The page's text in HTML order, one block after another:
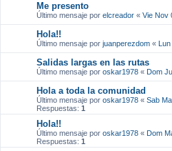
Me presento
Último mensaje por elcreador « Vie Nov
Hola!!
Último mensaje por juanperezdom «
Salidas largas en las rutas
Último mensaje por oskar1978 « Dom
Hola a toda la comunidad
Último mensaje por oskar1978 « Sab
Respuestas: 1
Hola!!
Último mensaje por oskar1978 « Dom
Respuestas: 1